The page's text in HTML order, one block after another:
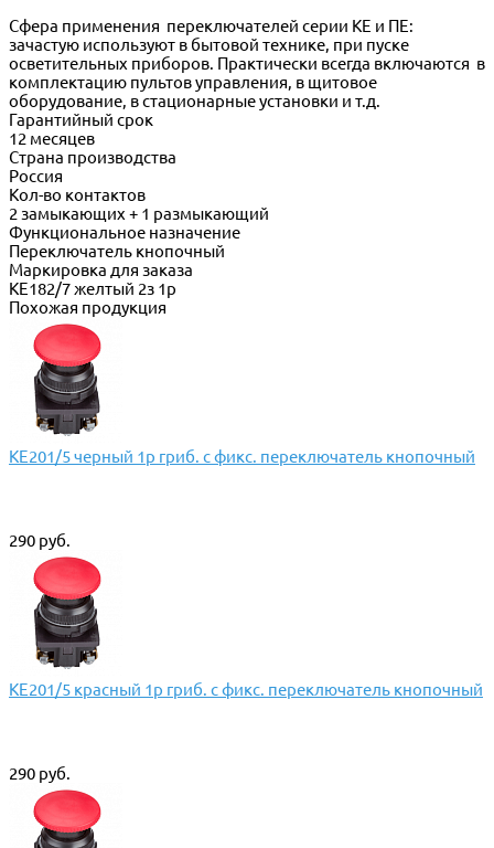
Сфера применения переключателей серии КЕ и ПЕ:
зачастую используют в бытовой технике, при пуске
осветительных приборов. Практически всегда включаются в
комплектацию пультов управления, в щитовое
оборудование, в стационарные установки и т.д.
Гарантийный срок
12 месяцев
Страна производства
Россия
Кол-во контактов
2 замыкающих + 1 размыкающий
Функциональное назначение
Переключатель кнопочный
Маркировка для заказа
КЕ182/7 желтый 2з 1р
Похожая продукция
КЕ201/5 черный 1р гриб. с фикс. переключатель кнопочный
290 руб.
КЕ201/5 красный 1р гриб. с фикс. переключатель кнопочный
290 руб.